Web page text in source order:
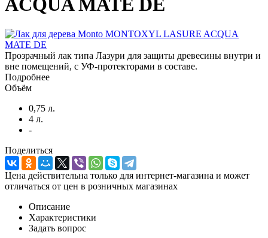
ACQUA MATE DE
Прозрачный лак типа Лазури для защиты древесины внутри и
вне помещений, с УФ-протекторами в составе.
Подробнее
Объём
0,75 л.
4 л.
-
Поделиться
Цена действительна только для интернет-магазина и может
отличаться от цен в розничных магазинах
Описание
Характеристики
Задать вопрос